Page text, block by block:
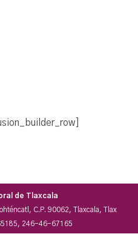
de Tlaxcala
C.P. 90062, Tlaxcala, Tlax
246-46-67165